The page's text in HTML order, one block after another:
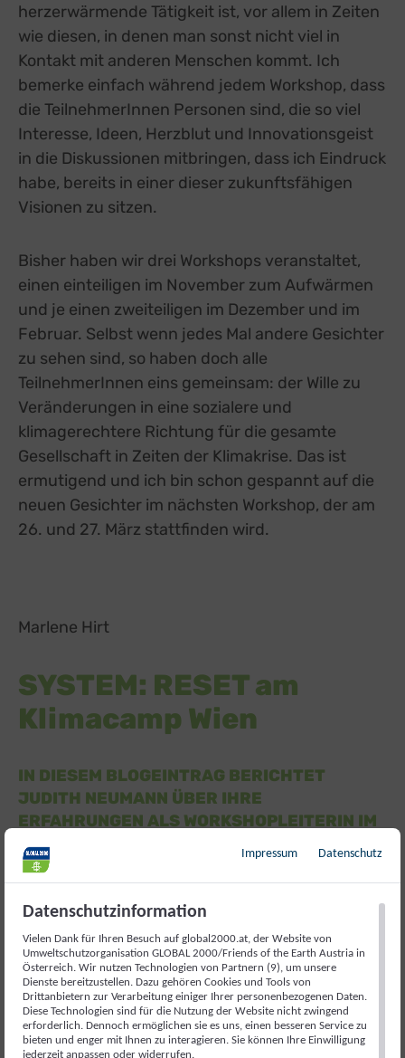
herzerwärmende Tätigkeit ist, vor allem in Zeiten
wie diesen, in denen man sonst nicht viel in
Kontakt mit anderen Menschen kommt. Ich
bemerke einfach während jedem Workshop, dass
die TeilnehmerInnen Personen sind, die so viel
Interesse, Ideen, Herzblut und Innovationsgeist
in die Diskussionen mitbringen, dass ich Eindruck
habe, bereits in einer dieser zukunftsfähigen
Visionen zu sitzen.
Bisher haben wir drei Workshops veranstaltet,
einen einteiligen im November zum Aufwärmen
und je einen zweiteiligen im Dezember und im
Februar. Selbst wenn jedes Mal andere Gesichter
zu sehen sind, so haben doch alle
TeilnehmerInnen eins gemeinsam: der Wille zu
Veränderungen in eine sozialere und
klimagerechtere Richtung für die gesamte
Gesellschaft in Zeiten der Klimakrise. Das ist
ermutigend und ich bin schon gespannt auf die
neuen Gesichter im nächsten Workshop, der am
26. und 27. März stattfinden wird.
Marlene Hirt
SYSTEM: RESET am
Klimacamp Wien
IN DIESEM BLOGEINTRAG BERICHTET
JUDITH NEUMANN ÜBER IHRE
ERFAHRUNGEN ALS WORKSHOPLEITERIN IM
RAHMEN DES ERASMUS+ PROJEKTS
SYSTEM: RESET AM KLIMACAMP WIEN 2021
Seit Juni 2020 bin ich nun schon Teil des
österreichischen System:Reset-Teams und habe
insgesamt neun Workshops mitveranstaltet.
Meist gestalteten wir die Workshops im Vierer-
Team als zweitätige, intensive Workshoptage. Alle
Workshops fanden aufgrund der Covid19-
Impressum Datenschutz
Datenschutzinformation
Vielen Dank für Ihren Besuch auf global2000.at, der Website von
Umweltschutzorganisation GLOBAL 2000/Friends of the Earth Austria in
Österreich. Wir nutzen Technologien von Partnern (9), um unsere
Dienste bereitzustellen. Dazu gehören Cookies und Tools von
Drittanbietern zur Verarbeitung einiger Ihrer personenbezogenen Daten.
Diese Technologien sind für die Nutzung der Website nicht zwingend
erforderlich. Dennoch ermöglichen sie es uns, einen besseren Service zu
bieten und enger mit Ihnen zu interagieren. Sie können Ihre Einwilligung
jederzeit anpassen oder widerrufen.